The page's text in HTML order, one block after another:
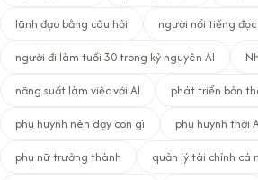
lãnh đạo bằng câu hỏi
người nổi tiếng đọc
người đi làm tuổi 30 trong kỷ nguyên AI
năng suất làm việc với AI
phát triển bản
phụ huynh nên dạy con gì
phụ huynh thời
phụ nữ trưởng thành
quản lý tài chính cá